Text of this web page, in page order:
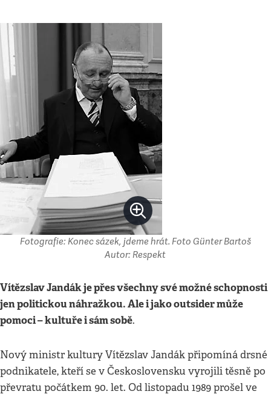
Fotografie: Konec sázek, jdeme hrát. Foto Günter Bartoš
Autor: Respekt
Vítězslav Jandák je přes všechny své možné schopnosti
jen politickou náhražkou. Ale i jako outsider může
pomoci – kultuře i sám sobě.
Nový ministr kultury Vítězslav Jandák připomíná drsné
podnikatele, kteří se v Československu vyrojili těsně po
převratu počátkem 90. let. Od listopadu 1989 prošel ve